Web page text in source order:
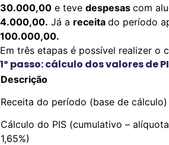
30.000,00 e teve despesas com
4.000,00. Já a receita do período
100.000,00.
Em três etapas é possível realizer o
1º passo: cálculo dos valores de
Descrição
Receita do período (base de cálculo)
Cálculo do PIS (cumulativo –
1,65%)